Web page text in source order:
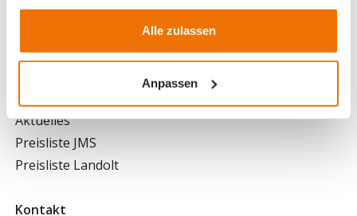
gesammelt haben.
Alle zulassen
Anpassen
Über uns
Aktuelles
Preisliste JMS
Preisliste Landolt
Kontakt